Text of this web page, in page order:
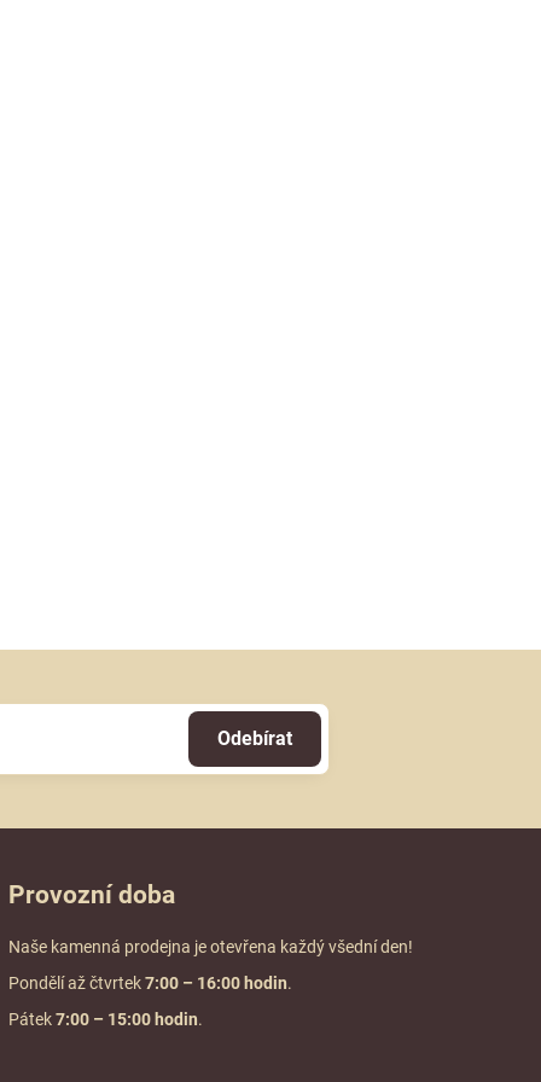
Odebírat
Provozní doba
Naše kamenná prodejna je otevřena každý všední den!
Pondělí až čtvrtek7:00 – 16:00 hodin.
Pátek7:00 – 15:00 hodin.